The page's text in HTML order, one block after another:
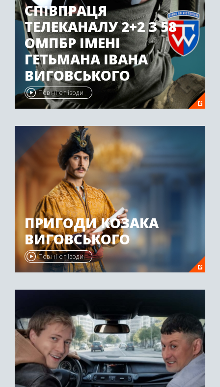
СПІВПРАЦЯ
ТЕЛЕКАНАЛУ 2+2 З 58
ОМПБР ІМЕНІ
ГЕТЬМАНА ІВАНА
ВИГОВСЬКОГО
Повні епізоди
ПРИГОДИ КОЗАКА
ВИГОВСЬКОГО
Повні епізоди